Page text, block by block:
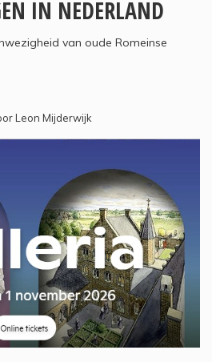
IN NEDERLAND
van oude Romeinse
Leon Mijderwijk